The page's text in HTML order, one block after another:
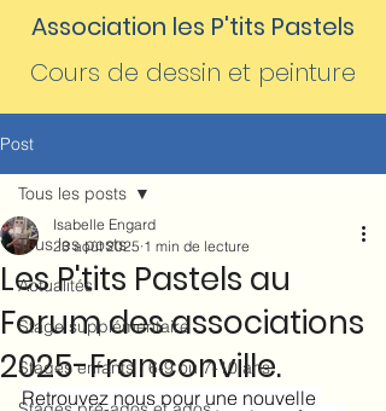
Association les P'tits Pastels
Cours de dessin et peinture
Post
Tous les posts
Actualités
Stage supplémentaire
Stages enfants : 6-9 ou 7-10 ans
Tous les posts
Les P'tits Pastels au
Forum des associations
2025-Franconville.
Isabelle Engard
23 août 2025 1 min de lecture
Retrouvez nous pour une nouvelle